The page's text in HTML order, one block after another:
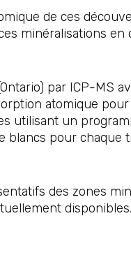
de ces
minéralisations en
par ICP-MS
atomique pour
utilisant un
blancs pour chaque
des zones
disponibles.